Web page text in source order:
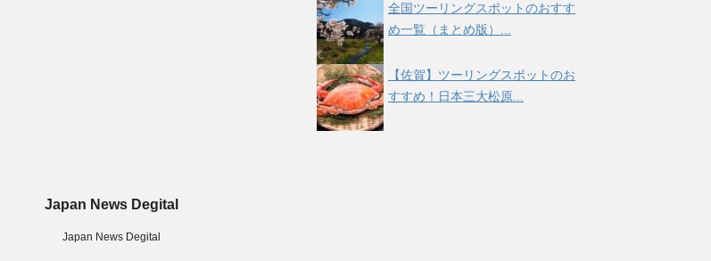
全国ツーリングスポットのおすす
め一覧（まとめ版）...
【佐賀】ツーリングスポットのお
すすめ！日本三大松原...
Japan News Degital
Japan News Degital